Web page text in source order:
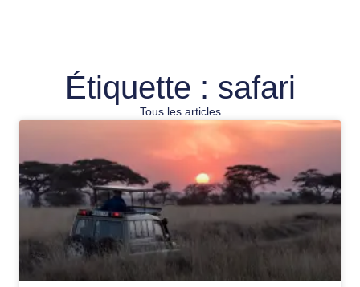
Étiquette : safari
Tous les articles